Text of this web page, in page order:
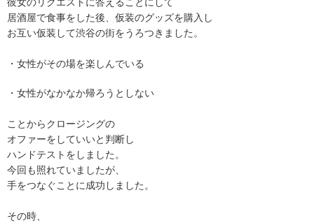
居酒屋で食事をした後、仮装のグッズを購入し
お互い仮装して渋谷の街をうろつきました。
・女性がその場を楽しんでいる
・女性がなかなか帰ろうとしない
ことからクロージングの
オファーをしていいと判断し
ハンドテストをしました。
今回も照れていましたが、
手をつなぐことに成功しました。
その時、